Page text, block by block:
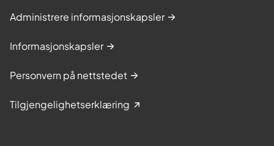
Administrere informasjonskapsler
Informasjonskapsler
Personvern på nettstedet
Tilgjengelighetserklæring